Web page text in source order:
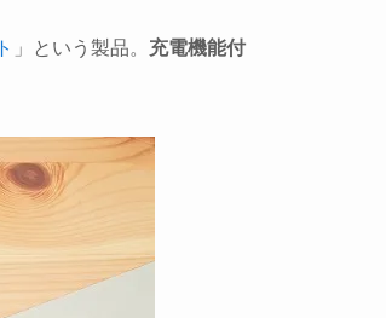
」という製品。 充電機能付